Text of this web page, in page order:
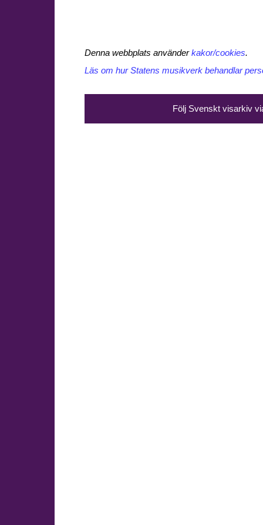
Denna webbplats använderkakor/cookies.
Läs om hur Statens musikverk behandlar
Följ Svenskt visarkiv